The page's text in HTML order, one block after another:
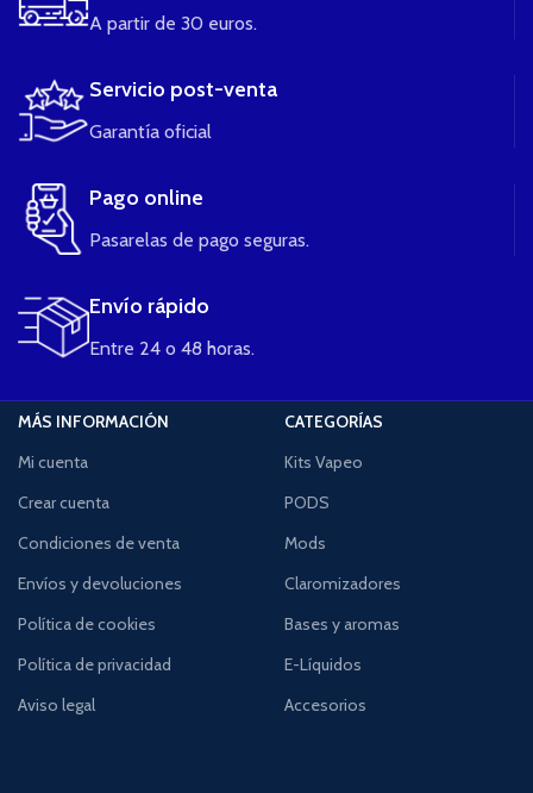
A partir de 30 euros.
Servicio post-venta
Garantía oficial
Pago online
Pasarelas de pago seguras.
Envío rápido
Entre 24 o 48 horas.
MÁS INFORMACIÓN
Mi cuenta
Crear cuenta
Condiciones de venta
Envíos y devoluciones
Política de cookies
Política de privacidad
Aviso legal
CATEGORÍAS
Kits Vapeo
PODS
Mods
Claromizadores
Bases y aromas
E-Líquidos
Accesorios